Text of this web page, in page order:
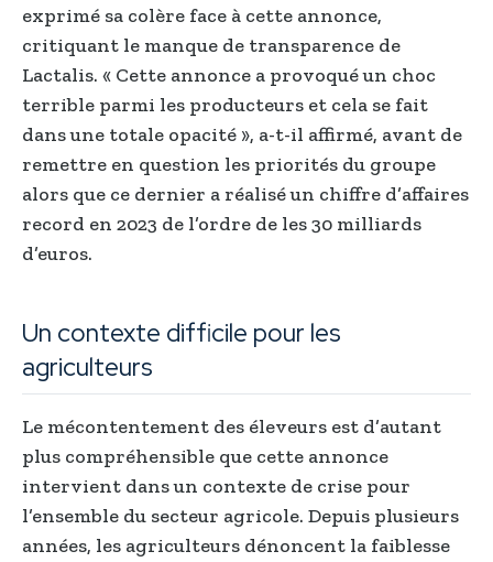
exprimé sa colère face à cette annonce,
critiquant le manque de transparence de
Lactalis. « Cette annonce a provoqué un choc
terrible parmi les producteurs et cela se fait
dans une totale opacité », a-t-il affirmé, avant de
remettre en question les priorités du groupe
alors que ce dernier a réalisé un chiffre d’affaires
record en 2023 de l’ordre de les 30 milliards
d’euros.
Un contexte difficile pour les
agriculteurs
Le mécontentement des éleveurs est d’autant
plus compréhensible que cette annonce
intervient dans un contexte de crise pour
l’ensemble du secteur agricole. Depuis plusieurs
années, les agriculteurs dénoncent la faiblesse